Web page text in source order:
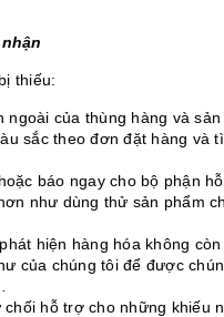
thiếu:
của thùng hàng và
sắc theo đơn đặt hàng và
báo ngay cho bộ phận
như dùng thử sản phẩm
hiện hàng hóa không
của chúng tôi để được
chối hỗ trợ cho những khiếu